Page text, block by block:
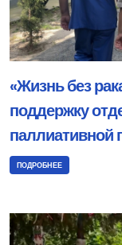
«Жизнь без
поддержку
ПОДРОБНЕЕ